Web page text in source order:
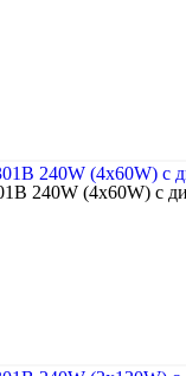
240W (4x60W) с